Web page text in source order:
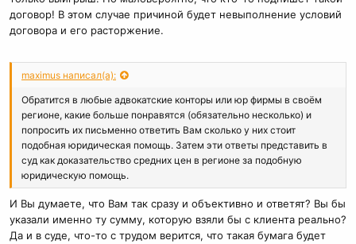
договор! В этом случае причиной будет невыполнение условий
договора и его расторжение.
maximus написал(а):
Обратится в любые адвокатские конторы или юр фирмы в своём
регионе, какие больше понравятся (обязательно несколько) и
попросить их письменно ответить Вам сколько у них стоит
подобная юридическая помощь. Затем эти ответы представить в
суд как доказательство средних цен в регионе за подобную
юридическую помощь.
И Вы думаете, что Вам так сразу и объективно и ответят? Вы бы
указали именно ту сумму, которую взяли бы с клиента реально?
Да и в суде, что-то с трудом верится, что такая бумага будет